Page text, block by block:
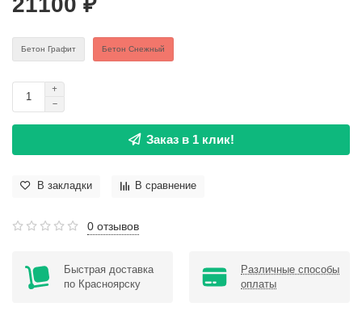
Бетон Графит Бетон Снежный
Заказ в 1 клик!
В закладки В сравнение
0 отзывов
Быстрая доставка
по Красноярску
Различные способы
оплаты